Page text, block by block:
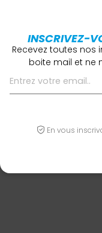
INSCRIVEZ-
Recevez toutes
boite mail et ne
En vous